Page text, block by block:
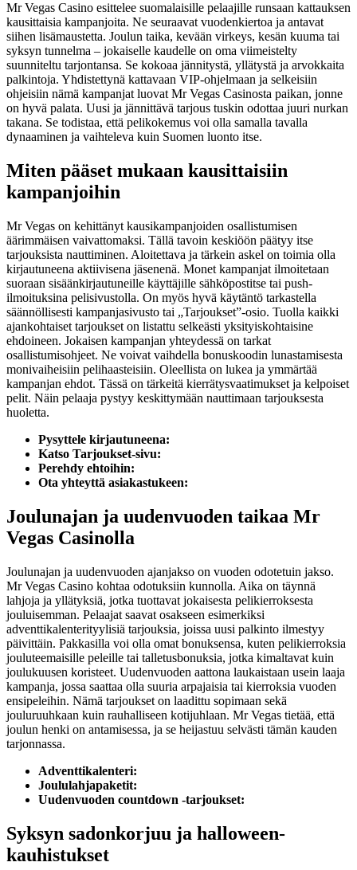
Mr Vegas Casino esittelee suomalaisille pelaajille runsaan kattauksen
kausittaisia kampanjoita. Ne seuraavat vuodenkiertoa ja antavat
siihen lisämaustetta. Joulun taika, kevään virkeys, kesän kuuma tai
syksyn tunnelma – jokaiselle kaudelle on oma viimeistelty
suunniteltu tarjontansa. Se kokoaa jännitystä, yllätystä ja arvokkaita
palkintoja. Yhdistettynä kattavaan VIP-ohjelmaan ja selkeisiin
ohjeisiin nämä kampanjat luovat Mr Vegas Casinosta paikan, jonne
on hyvä palata. Uusi ja jännittävä tarjous tuskin odottaa juuri nurkan
takana. Se todistaa, että pelikokemus voi olla samalla tavalla
dynaaminen ja vaihteleva kuin Suomen luonto itse.
Miten pääset mukaan kausittaisiin
kampanjoihin
Mr Vegas on kehittänyt kausikampanjoiden osallistumisen
äärimmäisen vaivattomaksi. Tällä tavoin keskiöön päätyy itse
tarjouksista nauttiminen. Aloitettava ja tärkein askel on toimia olla
kirjautuneena aktiivisena jäsenenä. Monet kampanjat ilmoitetaan
suoraan sisäänkirjautuneille käyttäjille sähköpostitse tai push-
ilmoituksina pelisivustolla. On myös hyvä käytäntö tarkastella
säännöllisesti kampanjasivusto tai „Tarjoukset”-osio. Tuolla kaikki
ajankohtaiset tarjoukset on listattu selkeästi yksityiskohtaisine
ehdoineen. Jokaisen kampanjan yhteydessä on tarkat
osallistumisohjeet. Ne voivat vaihdella bonuskoodin lunastamisesta
monivaiheisiin pelihaasteisiin. Oleellista on lukea ja ymmärtää
kampanjan ehdot. Tässä on tärkeitä kierrätysvaatimukset ja kelpoiset
pelit. Näin pelaaja pystyy keskittymään nauttimaan tarjouksesta
huoletta.
Pysyttele kirjautuneena:
Katso Tarjoukset-sivu:
Perehdy ehtoihin:
Ota yhteyttä asiakastukeen:
Joulunajan ja uudenvuoden taikaa Mr
Vegas Casinolla
Joulunajan ja uudenvuoden ajanjakso on vuoden odotetuin jakso.
Mr Vegas Casino kohtaa odotuksiin kunnolla. Aika on täynnä
lahjoja ja yllätyksiä, jotka tuottavat jokaisesta pelikierroksesta
jouluisemman. Pelaajat saavat osakseen esimerkiksi
adventtikalenterityylisiä tarjouksia, joissa uusi palkinto ilmestyy
päivittäin. Pakkasilla voi olla omat bonuksensa, kuten pelikierroksia
jouluteemaisille peleille tai talletusbonuksia, jotka kimaltavat kuin
joulukuusen koristeet. Uudenvuoden aattona laukaistaan usein laaja
kampanja, jossa saattaa olla suuria arpajaisia tai kierroksia vuoden
ensipeleihin. Nämä tarjoukset on laadittu sopimaan sekä
jouluruuhkaan kuin rauhalliseen kotijuhlaan. Mr Vegas tietää, että
joulun henki on antamisessa, ja se heijastuu selvästi tämän kauden
tarjonnassa.
Adventtikalenteri:
Joululahjapaketit:
Uudenvuoden countdown -tarjoukset:
Syksyn sadonkorjuu ja halloween-
kauhistukset